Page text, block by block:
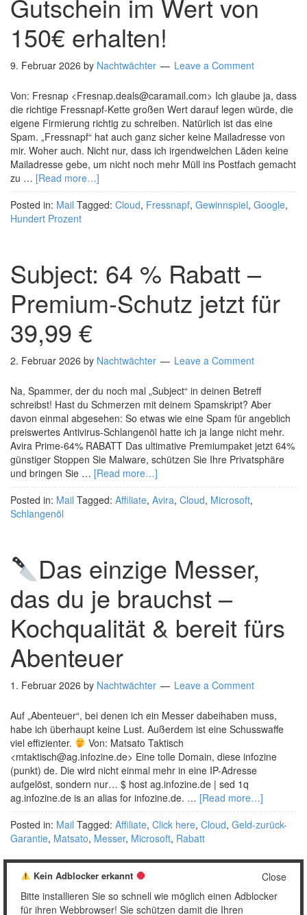
Gutschein im Wert von
150€ erhalten!
9. Februar 2026 by Nachtwächter Leave a Comment
Von: Fresnap <Fresnap.deals@caramail.com> Ich glaube ja, dass
die richtige Fressnapf-Kette großen Wert darauf legen würde, die
eigene Firmierung richtig zu schreiben. Natürlich ist das eine
Spam. „Fressnapf“ hat auch ganz sicher keine Mailadresse von
mir. Woher auch. Nicht nur, dass ich irgendwelchen Läden keine
Mailadresse gebe, um nicht noch mehr Müll ins Postfach gemacht
zu … [Read more…]
Posted in: Mail Tagged: Cloud, Fressnapf, Gewinnspiel, Google,
Hundert Prozent
Subject: 64 % Rabatt –
Premium-Schutz jetzt für
39,99 €
2. Februar 2026 by Nachtwächter Leave a Comment
Na, Spammer, der du noch mal „Subject“ in deinen Betreff
schreibst! Hast du Schmerzen mit deinem Spamskript? Aber
davon einmal abgesehen: So etwas wie eine Spam für angeblich
preiswertes Antivirus-Schlangenöl hatte ich ja lange nicht mehr.
Avira Prime-64% RABATT Das ultimative Premiumpaket jetzt 64%
günstiger Stoppen Sie Malware, schützen Sie Ihre Privatsphäre
und bringen Sie … [Read more…]
Posted in: Mail Tagged: Affiliate, Avira, Cloud, Microsoft,
Schlangenöl
Das einzige Messer,
das du je brauchst –
Kochqualität & bereit fürs
Abenteuer
1. Februar 2026 by Nachtwächter Leave a Comment
Auf „Abenteuer“, bei denen ich ein Messer dabeihaben muss,
habe ich überhaupt keine Lust. Außerdem ist eine Schusswaffe
viel effizienter.
Von: Matsato Taktisch
<mtaktisch@ag.infozine.de> Eine tolle Domain, diese infozine
(punkt) de. Die wird nicht einmal mehr in eine IP-Adresse
aufgelöst, sondern nur… $ host ag.infozine.de | sed 1q
ag.infozine.de is an alias for infozine.de. … [Read more…]
Posted in: Mail Tagged: Affiliate, Click here, Cloud, Geld-zurück-
Garantie, Matsato, Messer, Microsoft, Rabatt
« Zurück 1 2 3 … 14 Weiter »
Close
Kein Adblocker erkannt
Bitte installieren Sie so schnell wie möglich einen Adblocker
für ihren Webbrowser! Sie schützen damit die Ihren